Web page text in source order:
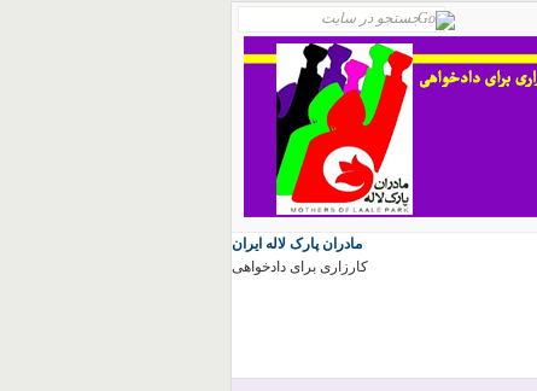
مادران پارک لاله ایران
کارزاری برای دادخواهی